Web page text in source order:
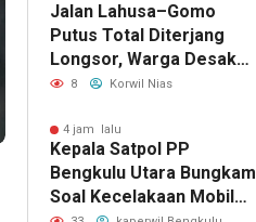
Jalan Lahusa–Gomo
Putus Total Diterjang
Longsor, Warga Desak
Pemkab Nias Selatan
8 Korwil Nias
4 jam lalu
Kepala Satpol PP
Bengkulu Utara Bungkam
Soal Kecelakaan Mobil